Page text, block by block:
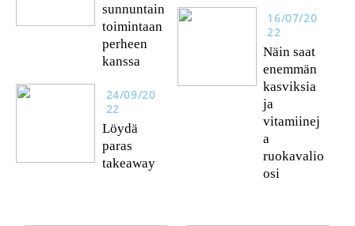
sunnuntain
toimintaan
perheen
kanssa
24/09/20
22
Löydä
paras
takeaway
16/07/20
22
Näin saat
enemmän
kasviksia
ja
vitamiinej
a
ruokavalio
osi